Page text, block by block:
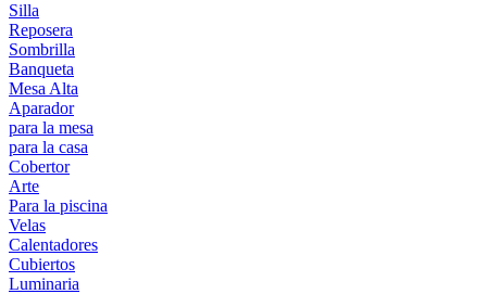
Silla
Reposera
Sombrilla
Banqueta
Mesa Alta
Aparador
para la mesa
para la casa
Cobertor
Arte
Para la piscina
Velas
Calentadores
Cubiertos
Luminaria